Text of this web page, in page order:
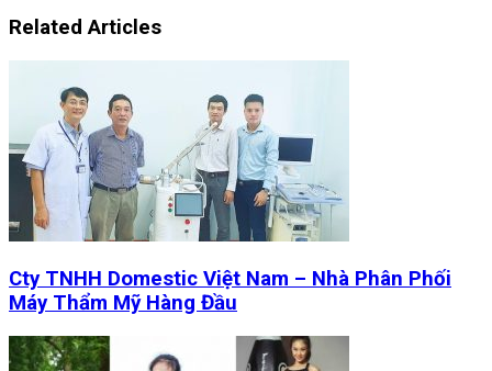
Related Articles
Cty TNHH Domestic Việt Nam – Nhà Phân Phối
Máy Thẩm Mỹ Hàng Đầu